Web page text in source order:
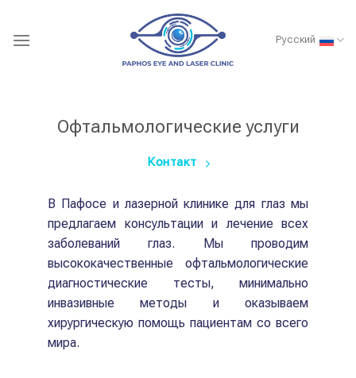
content
Русский
Офтальмологические услуги
Контакт
В Пафосе и лазерной клинике для глаз мы
предлагаем консультации и лечение всех
заболеваний глаз. Мы проводим
высококачественные офтальмологические
диагностические тесты, минимально
инвазивные методы и оказываем
хирургическую помощь пациентам со всего
мира.